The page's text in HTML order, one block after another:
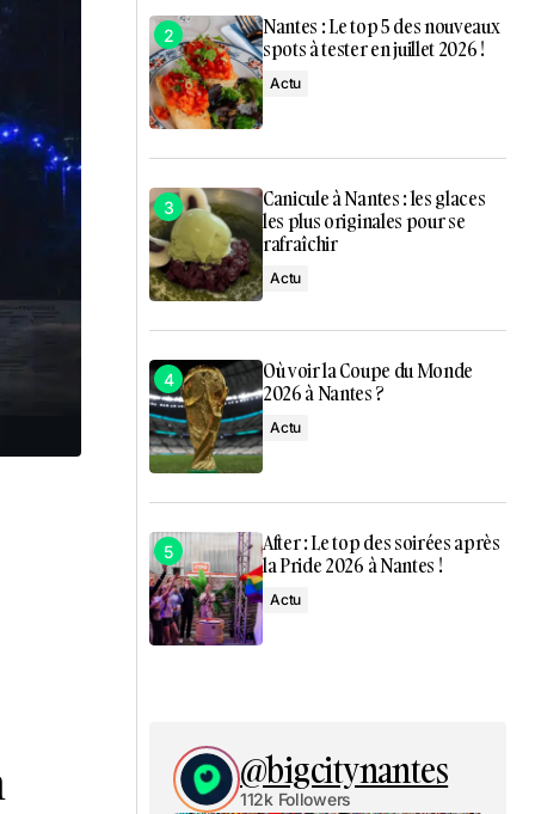
Nantes : Le top 5 des nouveaux
spots à tester en juillet 2026 !
Actu
Canicule à Nantes : les glaces
les plus originales pour se
rafraîchir
Actu
Où voir la Coupe du Monde
2026 à Nantes ?
Actu
After : Le top des soirées après
la Pride 2026 à Nantes !
Actu
@bigcitynantes
112k Followers